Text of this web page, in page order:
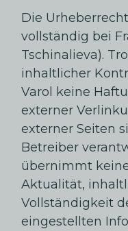
Die
vollständig bei
Tschinalieva).
inhaltlicher
Varol keine
externer
externer Seiten
Betreiber
übernimmt
Aktualität,
Vollständigkeit
eingestellten